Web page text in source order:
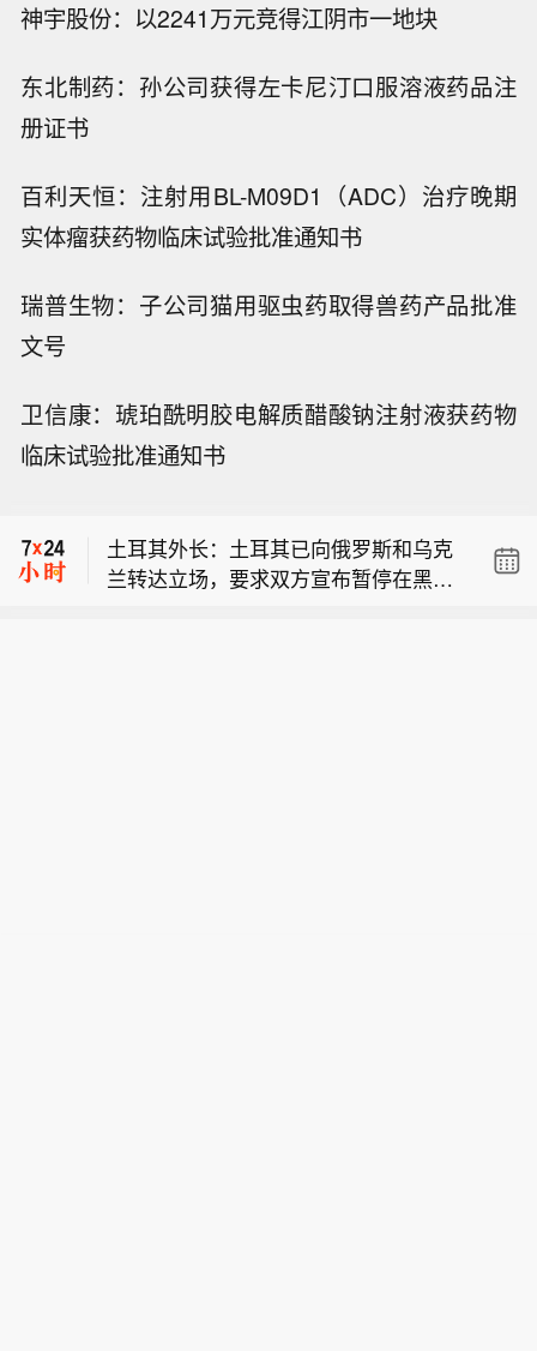
神宇股份：以2241万元竞得江阴市一地块
东北制药：孙公司获得左卡尼汀口服溶液药品注
册证书
百利天恒：注射用BL-M09D1（ADC）治疗晚期
实体瘤获药物临床试验批准通知书
瑞普生物：子公司猫用驱虫药取得兽药产品批准
文号
卫信康：琥珀酰明胶电解质醋酸钠注射液获药物
临床试验批准通知书
【中国代表队首次参加国际核科学奥赛
获一金三银】2026年国际核科学奥林匹
手获得一金三银，总成绩居参赛国家前
列。（新华社）
欧洲的弹药。
土耳其外长：土耳其已向俄罗斯和乌克
兰转达立场，要求双方宣布暂停在黑海